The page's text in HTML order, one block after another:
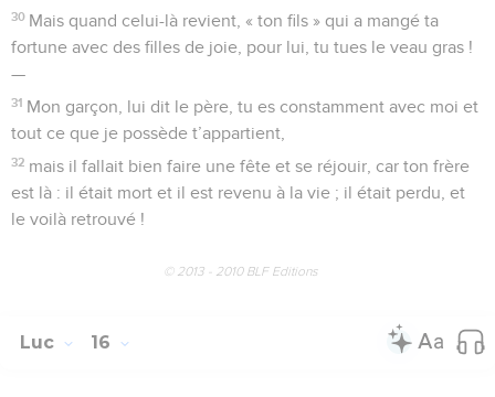
30 Mais quand celui-là revient, « ton fils » qui a mangé ta
fortune avec des filles de joie, pour lui, tu tues le veau gras !
—
31 Mon garçon, lui dit le père, tu es constamment avec moi et
tout ce que je possède t’appartient,
32 mais il fallait bien faire une fête et se réjouir, car ton frère
est là : il était mort et il est revenu à la vie ; il était perdu, et
le voilà retrouvé !
© 2013 - 2010 BLF Editions
Luc 16